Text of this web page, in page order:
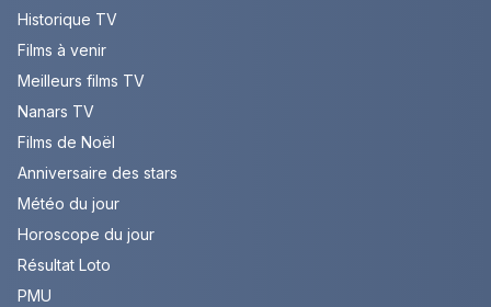
Historique TV
Films à venir
Meilleurs films TV
Nanars TV
Films de Noël
Anniversaire des stars
Météo du jour
Horoscope du jour
Résultat Loto
PMU